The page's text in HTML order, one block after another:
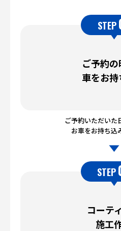
STEP
ご予約
車をお
ご予約いただいた
お車をお持ち込
STEP
コーテ
施工